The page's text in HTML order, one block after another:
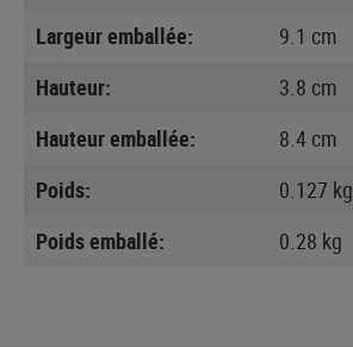
Largeur emballée:
9.1 cm
Hauteur:
3.8 cm
Hauteur emballée:
8.4 cm
Poids:
0.127 kg
Poids emballé:
0.28 kg